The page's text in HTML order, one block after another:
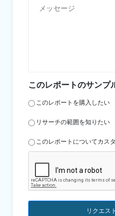
このレポートのサンプ
このレポートを購入したい
リサーチの範囲を知りたい
このレポートについてカス
リクエス